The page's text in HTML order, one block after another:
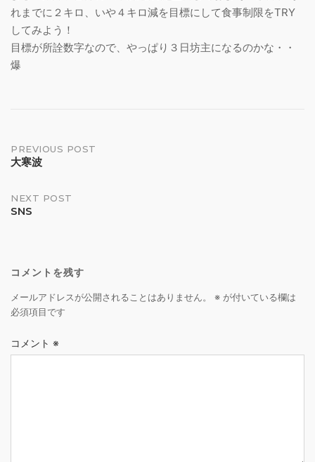
れまでに２キロ、いや４キロ減を目標にして食事制限をTRY
してみよう！
目標が所詮数字なので、やっぱり３​​日坊主になるのかな・・
爆
Post
PREVIOUS POST
大寒波
NEXT POST
SNS
コメントを残す
メールアドレスが公開されることはありません。 ※ が付いている欄は
必須項目です
コメント ※